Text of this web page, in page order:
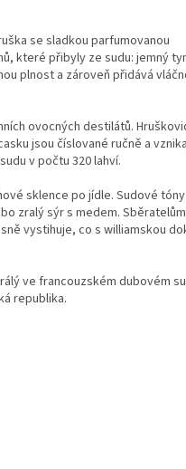
se sladkou parfumovanou
které přibyly ze sudu: jemný
plnost a zároveň přidává
ovocných destilátů.
jsou číslované ručně a
v počtu 320 lahví.
sklence po jídle. Sudové tóny
zralý sýr s medem. Sběratelům
vystihuje, co s williamskou
ve francouzském dubovém
republika.